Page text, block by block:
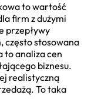
to wartość
firm z dużymi
przepływy
często stosowana
to analiza cen
biznesu.
realistyczną
To taka